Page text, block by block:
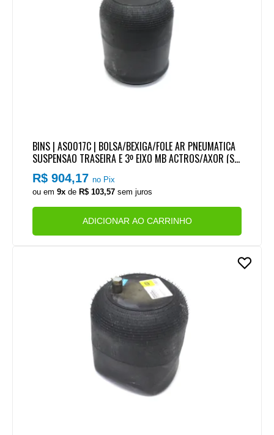
BINS | AS0017C | BOLSA/BEXIGA/FOLE AR PNEUMATICA
SUSPENSAO TRASEIRA E 3º EIXO MB ACTROS/AXOR (SE
M SENSOR)
R$ 904,17no Pix
ou em9x deR$ 103,57 sem juros
ADICIONAR AO CARRINHO